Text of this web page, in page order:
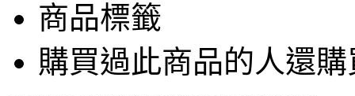
商品標籤
購買過此商品的人還